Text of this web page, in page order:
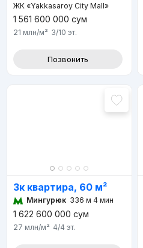
ЖК «Yakkasaroy City Mall»
1 561 600 000 сум
21 млн/м² 3/10 эт.
Позвонить
3к квартира, 60 м²
Мингурюк 336 м 4 мин
1 622 600 000 сум
27 млн/м² 4/4 эт.